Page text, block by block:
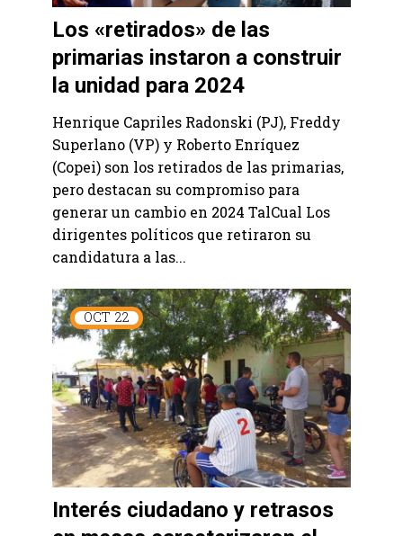
Los «retirados» de las
primarias instaron a construir
la unidad para 2024
Henrique Capriles Radonski (PJ), Freddy
Superlano (VP) y Roberto Enríquez
(Copei) son los retirados de las primarias,
pero destacan su compromiso para
generar un cambio en 2024 TalCual Los
dirigentes políticos que retiraron su
candidatura a las...
OCT 22
Interés ciudadano y retrasos